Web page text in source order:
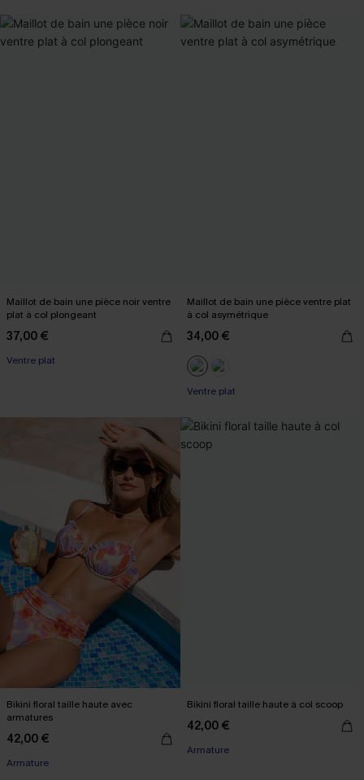
Maillot de bain une pièce noir ventre
plat à col plongeant
37,00 €
Ventre plat
Maillot de bain une pièce ventre plat
à col asymétrique
34,00 €
Ventre plat
Bikini floral taille haute avec
armatures
42,00 €
Armature
Bikini floral taille haute à col scoop
42,00 €
Armature